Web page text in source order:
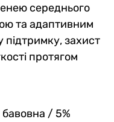
середнього
та адаптивним
захист
протягом
бавовна / 5%